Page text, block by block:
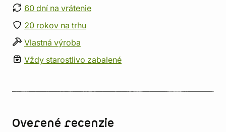
60 dní na vrátenie
20 rokov na trhu
Vlastná výroba
Vždy starostlivo zabalené
Overené recenzie